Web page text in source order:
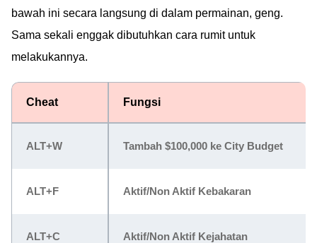
bawah ini secara langsung di dalam permainan, geng.
Sama sekali enggak dibutuhkan cara rumit untuk
melakukannya.
Cheat Fungsi
ALT+W Tambah $100,000 ke City Budget
ALT+F Aktif/Non Aktif Kebakaran
ALT+C Aktif/Non Aktif Kejahatan